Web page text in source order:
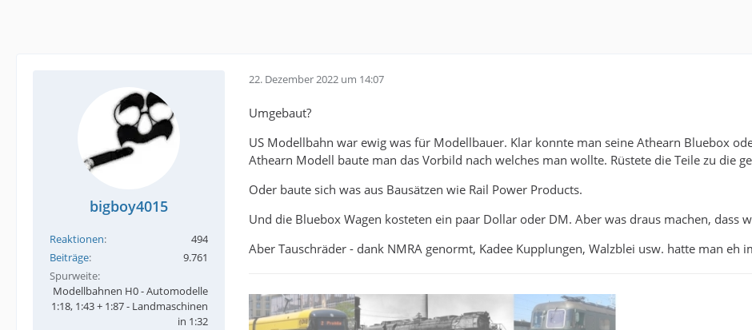
bigboy4015
Reaktionen
494
Beiträge
9.761
Spurweite
Modellbahnen H0 - Automodelle
1:18, 1:43 + 1:87 - Landmaschinen
in 1:32
22. Dezember 2022 um 14:07
Umgebaut?
US Modellbahn war ewig was für Modellbauer. Klar konnte man seine Athearn Bluebox
Athearn Modell baute man das Vorbild nach welches man wollte. Rüstete die Teile zu die
Oder baute sich was aus Bausätzen wie Rail Power Products.
Und die Bluebox Wagen kosteten ein paar Dollar oder DM. Aber was draus machen, dass
Aber Tauschräder - dank NMRA genormt, Kadee Kupplungen, Walzblei usw. hatte man eh